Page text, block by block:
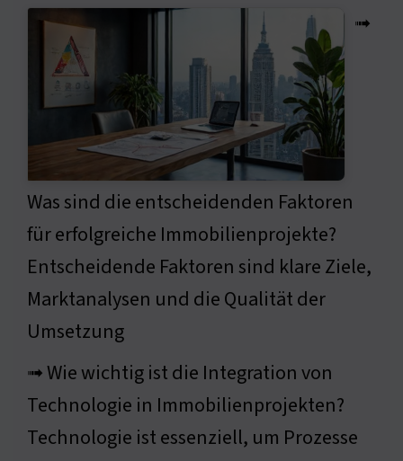
➟
Was sind die entscheidenden Faktoren
für erfolgreiche Immobilienprojekte?
Entscheidende Faktoren sind klare Ziele,
Marktanalysen und die Qualität der
Umsetzung
➟ Wie wichtig ist die Integration von
Technologie in Immobilienprojekten?
Technologie ist essenziell, um Prozesse